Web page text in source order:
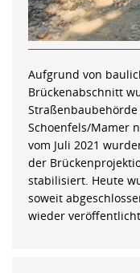
Aufgrund von
Brückenabschnitt
Straßenbaubehörde
Schoenfels/Mamer
vom Juli 2021
der
stabilisiert. Heute
soweit
wieder